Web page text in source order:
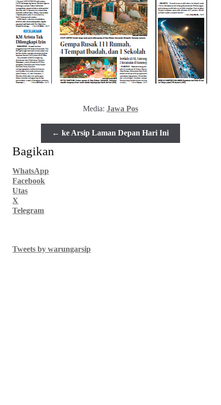
Media: Jawa Pos
← ke Arsip Laman Depan Hari Ini
Bagikan
WhatsApp
Facebook
Utas
X
Telegram
Tweets by warungarsip